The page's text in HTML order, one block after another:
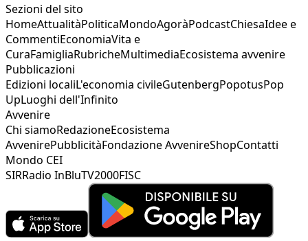
Sezioni del sito
HomeAttualitàPoliticaMondoAgoràPodcastChiesaIdee e
CommentiEconomiaVita e
CuraFamigliaRubricheMultimediaEcosistema avvenire
Pubblicazioni
Edizioni localiL'economia civileGutenbergPopotusPop
UpLuoghi dell'Infinito
Avvenire
Chi siamoRedazioneEcosistema
AvvenirePubblicitàFondazione AvvenireShopContatti
Mondo CEI
SIRRadio InBluTV2000FISC